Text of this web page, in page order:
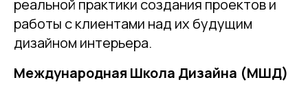
реальной практики создания проектов и
работы с клиентами над их будущим
дизайном интерьера.
Международная Школа Дизайна (МШД)